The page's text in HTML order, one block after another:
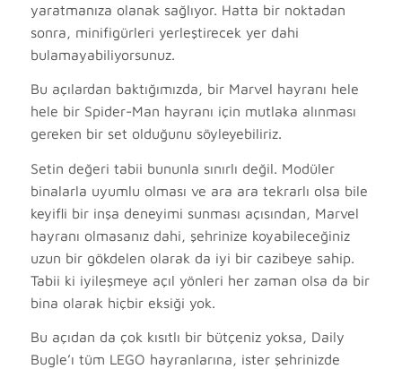
yaratmanıza olanak sağlıyor. Hatta bir noktadan
sonra, minifigürleri yerleştirecek yer dahi
bulamayabiliyorsunuz.
Bu açılardan baktığımızda, bir Marvel hayranı hele
hele bir Spider-Man hayranı için mutlaka alınması
gereken bir set olduğunu söyleyebiliriz.
Setin değeri tabii bununla sınırlı değil. Modüler
binalarla uyumlu olması ve ara ara tekrarlı olsa bile
keyifli bir inşa deneyimi sunması açısından, Marvel
hayranı olmasanız dahi, şehrinize koyabileceğiniz
uzun bir gökdelen olarak da iyi bir cazibeye sahip.
Tabii ki iyileşmeye açıl yönleri her zaman olsa da bir
bina olarak hiçbir eksiği yok.
Bu açıdan da çok kısıtlı bir bütçeniz yoksa, Daily
Bugle’ı tüm LEGO hayranlarına, ister şehrinizde